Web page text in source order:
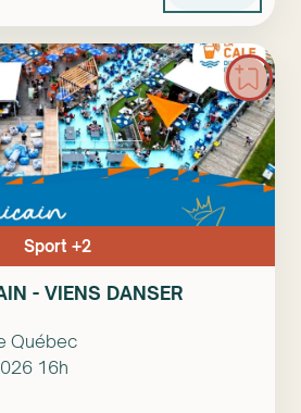
Sport +2
- VIENS DANSER
Québec
16h